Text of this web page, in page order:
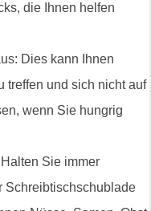
die Ihnen helfen
Dies kann Ihnen
treffen und sich nicht auf
wenn Sie hungrig
Sie immer
Schreibtischschublade